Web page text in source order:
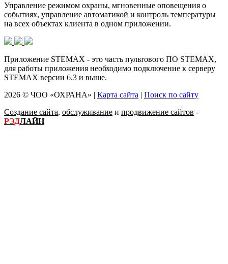
Управление режимом охраны, мгновенные оповещения о
событиях, управление автоматикой и контроль температуры
на всех объектах клиента в одном приложении.
Приложение STEMAX - это часть пультового ПО STEMAX,
для работы приложения необходимо подключение к серверу
STEMAX версии 6.3 и выше.
2026 © ЧОО «ОХРАНА» | Карта сайта | Поиск по сайту
Создание сайта, обслуживание и продвижение сайтов -
РЭДЛАЙН